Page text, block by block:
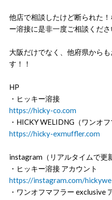
他店で相談したけど断られた
ー溶接に是非一度ご相談くだ
大阪だけでなく、他府県から
す！！
HP
・ヒッキー溶接
https://hicky-co.com
・HICKY WELIDNG（ワンオフ
https://hicky-exmuffler.com
instagram（リアルタイムで更
・ヒッキー溶接 アカウント
https://instagram.com/
・ワンオフマフラー exclusive